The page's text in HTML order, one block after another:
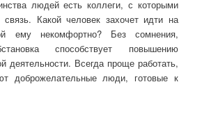
людей есть коллеги, с которыми
Какой человек захочет идти на
ему некомфортно? Без сомнения,
способствует повышению
деятельности. Всегда проще работать,
доброжелательные люди, готовые к